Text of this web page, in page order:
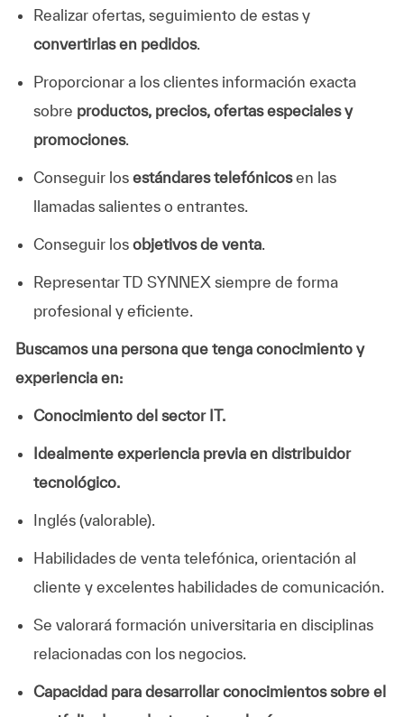
Realizar ofertas, seguimiento de estas y
convertirlas en pedidos.
Proporcionar a los clientes información exacta
sobre productos, precios, ofertas especiales y
promociones.
Conseguir los estándares telefónicosen las
llamadas salientes o entrantes.
Conseguir los objetivos de venta.
Representar TD SYNNEX siempre de forma
profesional y eficiente.
Buscamos una persona que tenga conocimiento y
experiencia en:
Conocimiento del sector IT.
Idealmente experiencia previa en distribuidor
tecnológico.
Inglés (valorable).
Habilidades de venta telefónica, orientación al
cliente y excelentes habilidades de comunicación.
Se valorará formación universitaria en disciplinas
relacionadas con los negocios.
Capacidad para desarrollar conocimientos sobre el